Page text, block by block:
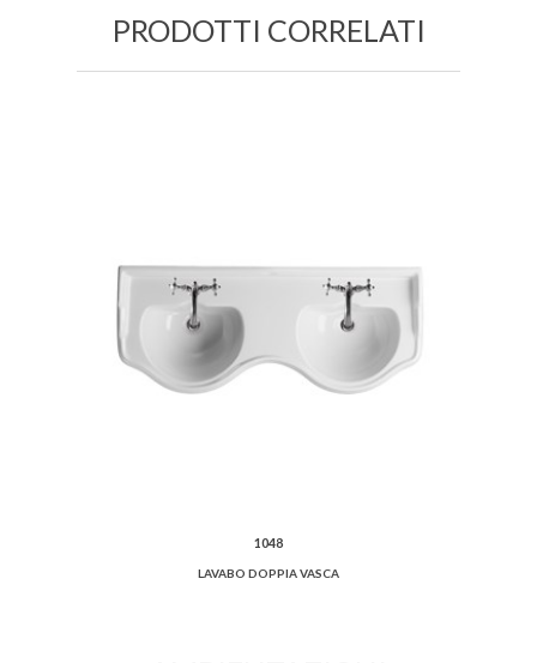
PRODOTTI CORRELATI
1048
LAVABO DOPPIA VASCA